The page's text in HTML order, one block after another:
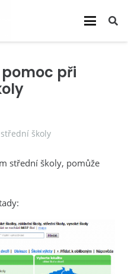
při
školy
střední školy, pomůže